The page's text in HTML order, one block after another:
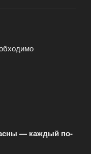
— каждый по-